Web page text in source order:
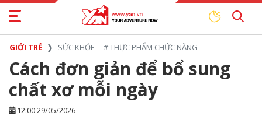
GIỚI TRẺ SỨC KHỎE #THỰC PHẨM CHỨC NĂNG
Cách đơn giản để bổ sung
chất xơ mỗi ngày
12:00 29/05/2026